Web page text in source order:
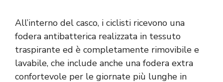
All’interno del casco, i ciclisti ricevono una
fodera antibatterica realizzata in tessuto
traspirante ed è completamente rimovibile e
lavabile, che include anche una fodera extra
confortevole per le giornate più lunghe in